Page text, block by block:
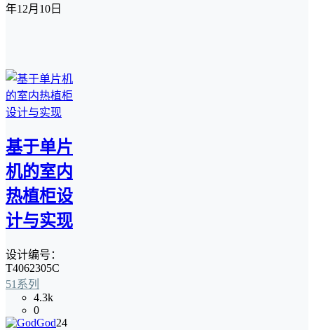
年12月10日
基于单片
机的室内
热植柜设
计与实现
设计编号：
T4062305C
51系列
4.3k
0
God24